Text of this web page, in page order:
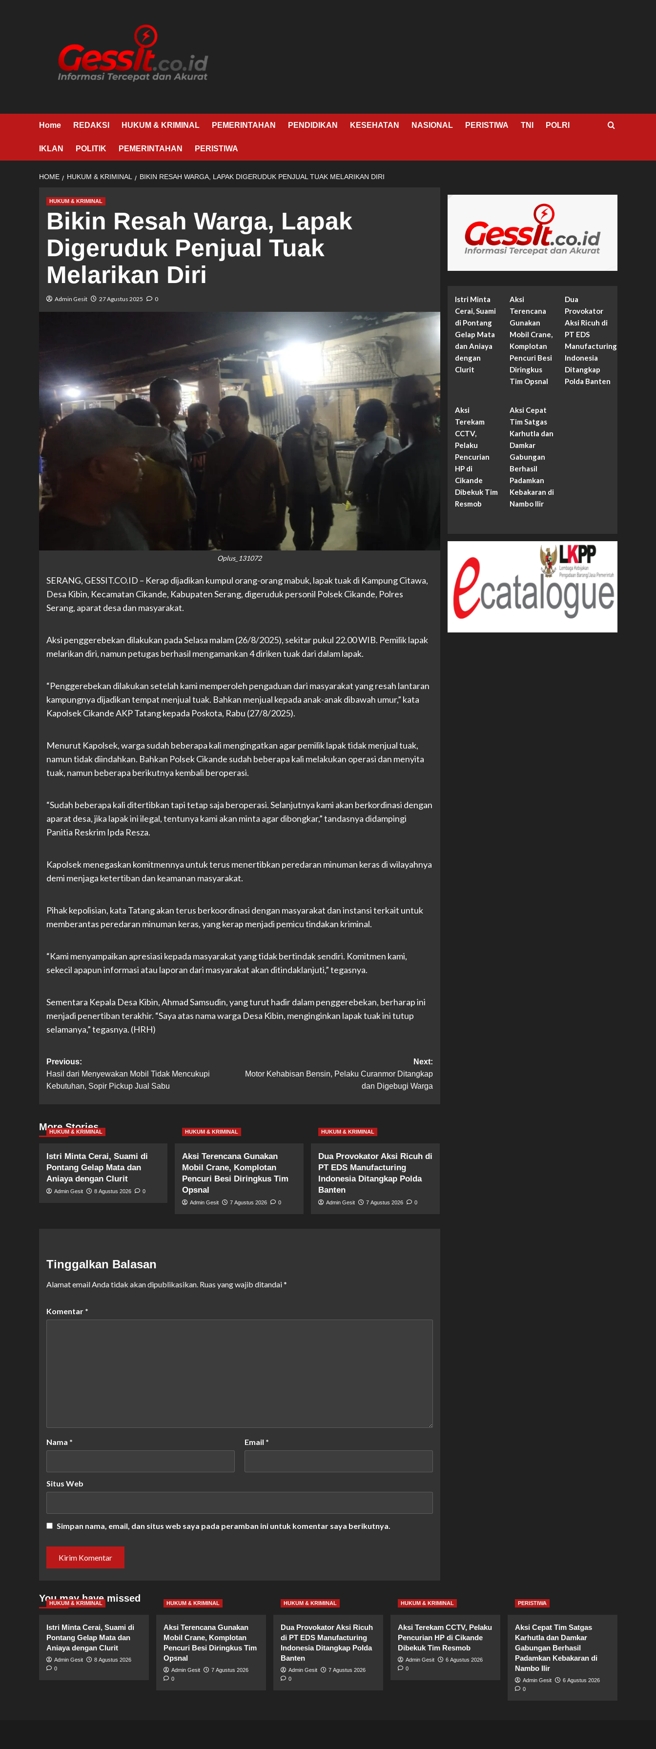
Home REDAKSI HUKUM & KRIMINAL PEMERINTAHAN PENDIDIKAN KESEHATAN NASIONAL PERISTIWA TNI POLRI
IKLAN POLITIK PEMERINTAHAN PERISTIWA
HOME HUKUM & KRIMINAL BIKIN RESAH WARGA, LAPAK DIGERUDUK PENJUAL TUAK MELARIKAN DIRI
HUKUM & KRIMINAL
Bikin Resah Warga, Lapak
Digeruduk Penjual Tuak
Melarikan Diri
Admin Gesit 27 Agustus 2025 0
Oplus_131072
SERANG, GESSIT.CO.ID – Kerap dijadikan kumpul orang-orang mabuk, lapak tuak di Kampung Citawa,
Desa Kibin, Kecamatan Cikande, Kabupaten Serang, digeruduk personil Polsek Cikande, Polres
Serang, aparat desa dan masyarakat.
Aksi penggerebekan dilakukan pada Selasa malam (26/8/2025), sekitar pukul 22.00 WIB. Pemilik lapak
melarikan diri, namun petugas berhasil mengamankan 4 diriken tuak dari dalam lapak.
“Penggerebekan dilakukan setelah kami memperoleh pengaduan dari masyarakat yang resah lantaran
kampungnya dijadikan tempat menjual tuak. Bahkan menjual kepada anak-anak dibawah umur,” kata
Kapolsek Cikande AKP Tatang kepada Poskota, Rabu (27/8/2025).
Menurut Kapolsek, warga sudah beberapa kali mengingatkan agar pemilik lapak tidak menjual tuak,
namun tidak diindahkan. Bahkan Polsek Cikande sudah beberapa kali melakukan operasi dan menyita
tuak, namun beberapa berikutnya kembali beroperasi.
“Sudah beberapa kali ditertibkan tapi tetap saja beroperasi. Selanjutnya kami akan berkordinasi dengan
aparat desa, jika lapak ini ilegal, tentunya kami akan minta agar dibongkar,” tandasnya didampingi
Panitia Reskrim Ipda Resza.
Kapolsek menegaskan komitmennya untuk terus menertibkan peredaran minuman keras di wilayahnya
demi menjaga ketertiban dan keamanan masyarakat.
Pihak kepolisian, kata Tatang akan terus berkoordinasi dengan masyarakat dan instansi terkait untuk
memberantas peredaran minuman keras, yang kerap menjadi pemicu tindakan kriminal.
“Kami menyampaikan apresiasi kepada masyarakat yang tidak bertindak sendiri. Komitmen kami,
sekecil apapun informasi atau laporan dari masyarakat akan ditindaklanjuti,” tegasnya.
Sementara Kepala Desa Kibin, Ahmad Samsudin, yang turut hadir dalam penggerebekan, berharap ini
menjadi penertiban terakhir. “Saya atas nama warga Desa Kibin, menginginkan lapak tuak ini tutup
selamanya,” tegasnya. (HRH)
Post
navigation
Previous:
Hasil dari Menyewakan Mobil Tidak Mencukupi
Kebutuhan, Sopir Pickup Jual Sabu
Next:
Motor Kehabisan Bensin, Pelaku Curanmor Ditangkap
dan Digebugi Warga
More Stories
HUKUM & KRIMINAL
Istri Minta Cerai, Suami di
Pontang Gelap Mata dan
Aniaya dengan Clurit
Admin Gesit 8 Agustus 2026 0
HUKUM & KRIMINAL
Aksi Terencana Gunakan
Mobil Crane, Komplotan
Pencuri Besi Diringkus Tim
Opsnal
Admin Gesit 7 Agustus 2026 0
HUKUM & KRIMINAL
Dua Provokator Aksi Ricuh di
PT EDS Manufacturing
Indonesia Ditangkap Polda
Banten
Admin Gesit 7 Agustus 2026 0
Tinggalkan Balasan
Alamat email Anda tidak akan dipublikasikan. Ruas yang wajib ditandai*
Komentar *
Nama * Email *
Situs Web
Simpan nama, email, dan situs web saya pada peramban ini untuk komentar saya berikutnya.
Istri Minta
Cerai, Suami
di Pontang
Gelap Mata
dan Aniaya
dengan
Clurit
Aksi
Terencana
Gunakan
Mobil Crane,
Komplotan
Pencuri Besi
Diringkus
Tim Opsnal
Dua
Provokator
Aksi Ricuh di
PT EDS
Manufacturing
Indonesia
Ditangkap
Polda Banten
Aksi
Terekam
CCTV,
Pelaku
Pencurian
HP di
Cikande
Dibekuk Tim
Resmob
Aksi Cepat
Tim Satgas
Karhutla dan
Damkar
Gabungan
Berhasil
Padamkan
Kebakaran di
Nambo Ilir
You may have missed
HUKUM & KRIMINAL
Istri Minta Cerai, Suami di
Pontang Gelap Mata dan
Aniaya dengan Clurit
Admin Gesit
8 Agustus 2026
0
HUKUM & KRIMINAL
Aksi Terencana Gunakan
Mobil Crane, Komplotan
Pencuri Besi Diringkus Tim
Opsnal
Admin Gesit
7 Agustus 2026
0
HUKUM & KRIMINAL
Dua Provokator Aksi Ricuh
di PT EDS Manufacturing
Indonesia Ditangkap Polda
Banten
Admin Gesit
7 Agustus 2026
0
HUKUM & KRIMINAL
Aksi Terekam CCTV, Pelaku
Pencurian HP di Cikande
Dibekuk Tim Resmob
Admin Gesit
6 Agustus 2026
0
PERISTIWA
Aksi Cepat Tim Satgas
Karhutla dan Damkar
Gabungan Berhasil
Padamkan Kebakaran di
Nambo Ilir
Admin Gesit
6 Agustus 2026
0